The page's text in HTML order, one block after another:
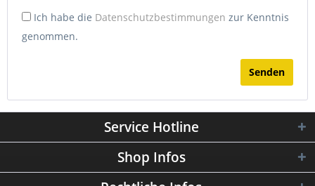
Ich habe die Datenschutzbestimmungen zur Kenntnis
genommen.
Senden
Service Hotline
Shop Infos